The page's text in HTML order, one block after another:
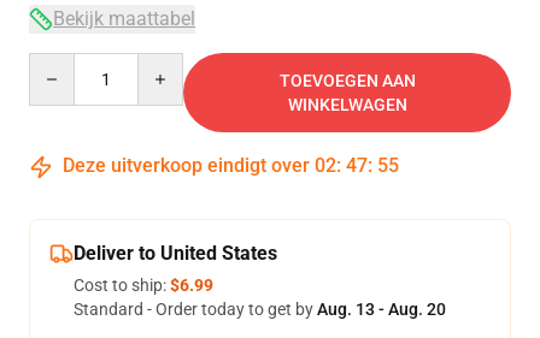
Bekijk maattabel
TOEVOEGEN AAN
WINKELWAGEN
Deze uitverkoop eindigt over 02: 47: 54
Deliver to United States
Cost to ship:$6.99
Standard - Order today to get byAug. 13 - Aug. 20